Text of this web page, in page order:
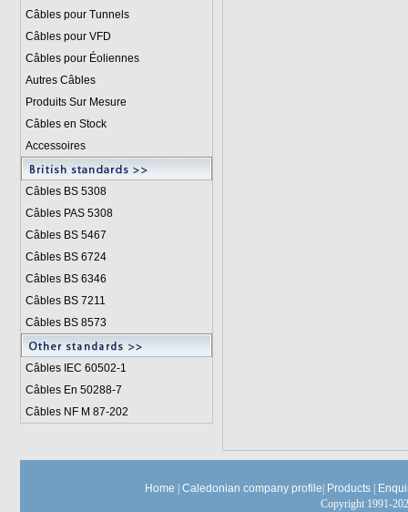
Câbles pour Tunnels
Câbles pour VFD
Câbles pour Éoliennes
Autres Câbles
Produits Sur Mesure
Câbles en Stock
Accessoires
Câbles BS 5308
Câbles PAS 5308
Câbles BS 5467
Câbles BS 6724
Câbles BS 6346
Câbles BS 7211
Câbles BS 8573
Câbles IEC 60502-1
Câbles En 50288-7
Câbles NF M 87-202
Home Caledonian company profile Products
Copyright 1991-